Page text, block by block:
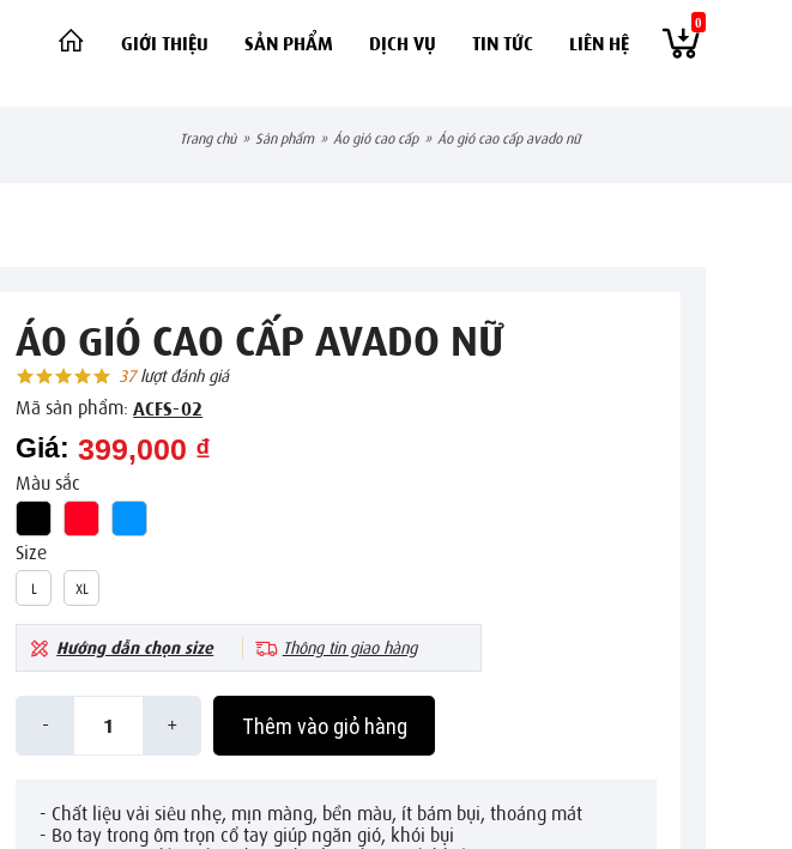
GIỚI THIỆU SẢN PHẨM DỊCH VỤ TIN TỨC LIÊN HỆ
0
trang chủ » sản phẩm » áo gió cao cấp » áo gió cao cấp avado nữ
ÁO GIÓ CAO CẤP AVADO NỮ
37lượt đánh giá
Mã sản phẩm:ACFS-02
Giá: 399,000 ₫
Màu sắc
Size
L XL
Hướng dẫn chọn size Thông tin giao hàng
- 1 + Thêm vào giỏ hàng
- Chất liệu vải siêu nhẹ, mịn màng, bền màu, ít bám bụi, thoáng mát
- Bo tay trong ôm trọn cổ tay giúp ngăn gió, khói bụi